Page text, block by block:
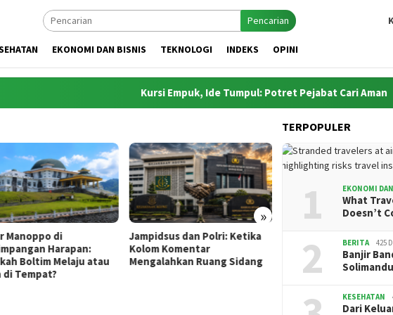
Pencarian
EKONOMI DAN BISNIS TEKNOLOGI INDEKS OPINI
Kursi Empuk, Ide Tumpul: Potret Pejabat Cari Aman
»
dan Polri: Ketika
Komentar
Ruang Sidang
MBG, Efisiensi dan Catatan
Belanja Ibu Rumah Tangga
yang Layak Ditiru Negara
Pemkot Kotamobagu
Siapkan hadiah Rp27
TERPOPULER
1 EKONOMI
What
Doesn’t
2 BERITA 425
Banjir
KESEHATAN
Dari